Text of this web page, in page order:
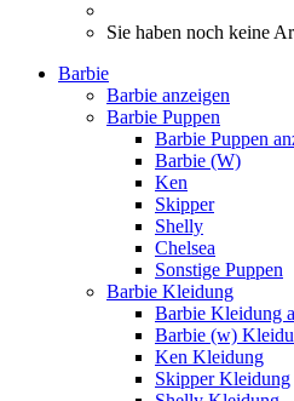
Sie haben noch keine
Barbie
Barbie anzeigen
Barbie Puppen
Barbie Puppen
Barbie (W)
Ken
Skipper
Shelly
Chelsea
Sonstige Puppen
Barbie Kleidung
Barbie Kleidung
Barbie (w)
Ken Kleidung
Skipper Kleidung